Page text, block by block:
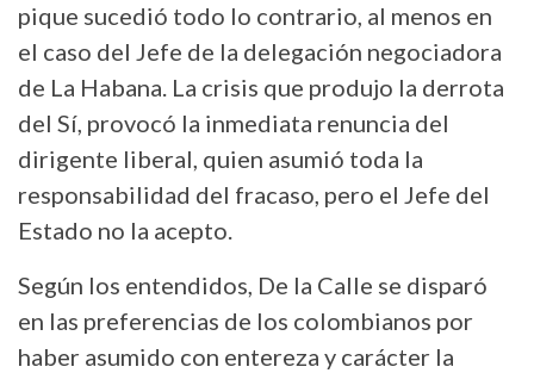
pique sucedió todo lo contrario, al menos en
el caso del Jefe de la delegación negociadora
de La Habana. La crisis que produjo la derrota
del Sí, provocó la inmediata renuncia del
dirigente liberal, quien asumió toda la
responsabilidad del fracaso, pero el Jefe del
Estado no la acepto.
Según los entendidos, De la Calle se disparó
en las preferencias de los colombianos por
haber asumido con entereza y carácter la